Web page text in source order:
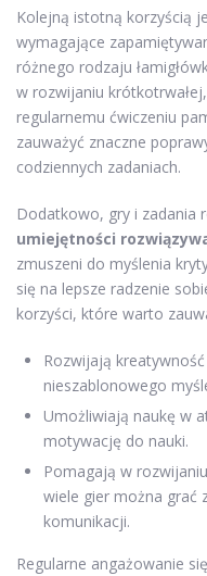
Kolejną istotną korzyścią
wymagające
różnego rodzaju
w rozwijaniu
regularnemu ćwiczeniu
zauważyć znaczne
codziennych zadaniach.
Dodatkowo, gry i zadania
umiejętności
zmuszeni do myślenia
się na lepsze radzenie
korzyści, które warto
Rozwijają
nieszablonowego
Umożliwiają naukę w
motywację do nauki.
Pomagają w
wiele gier można grać
komunikacji.
Regularne angażowanie